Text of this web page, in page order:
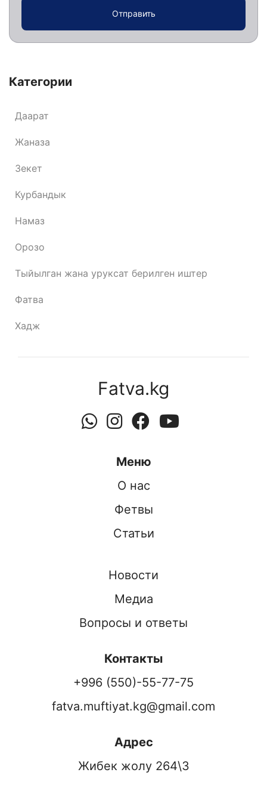
Отправить
Категории
Даарат
Жаназа
Зекет
Курбандык
Намаз
Орозо
Тыйылган жана уруксат берилген иштер
Фатва
Хадж
Fatva.kg
Меню
О нас
Фетвы
Статьи
Новости
Медиа
Вопросы и ответы
Контакты
+996 (550)-55-77-75
fatva.muftiyat.kg@gmail.com
Адрес
Жибек жолу 264\3